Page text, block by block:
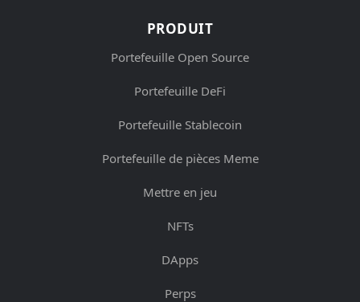
PRODUIT
Portefeuille Open Source
Portefeuille DeFi
Portefeuille Stablecoin
Portefeuille de pièces Meme
Mettre en jeu
NFTs
DApps
Perps